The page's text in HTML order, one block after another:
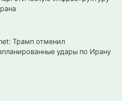
Трамп отменил
удары по Ирану